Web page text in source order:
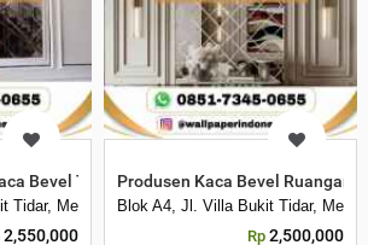
Bevel Terbaik Dibatu
Tidar, Merjosari, Kec. Lowokwaru, Kota Malang,
2,550,000
Produsen Kaca Bevel Ruangan
Blok A4, Jl. Villa Bukit Tidar,
Rp 2,500,000